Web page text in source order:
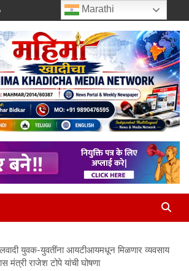
युवक-युवतींना आयटीआयमधून मिळणार व्यवसाय
मंत्री राजेश टोपे यांची घोषणा
Marathi